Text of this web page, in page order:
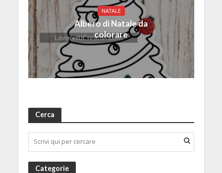
NATALE
Albero di Natale da
colorare
Cerca
Categorie